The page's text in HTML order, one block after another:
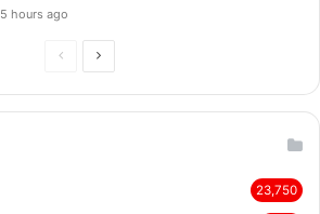
5 hours ago
PreviousNext
23,750